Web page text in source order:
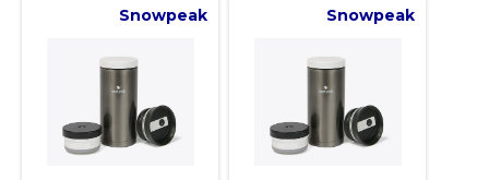
Snowpeak Snowpeak